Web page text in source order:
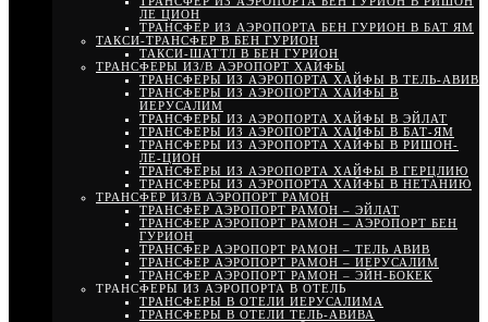
ЛЕ ЦИОН
ТРАНСФЕР ИЗ АЭРОПОРТА БЕН ГУРИОН В БАТ ЯМ
ТАКСИ-ТРАНСФЕР В БЕН ГУРИОН
ТАКСИ-ШАТТЛ В БЕН ГУРИОН
ТРАНСФЕРЫ ИЗ/В АЭРОПОРТ ХАЙФЫ
ТРАНСФЕРЫ ИЗ АЭРОПОРТА ХАЙФЫ В ТЕЛЬ-АВИВ
ТРАНСФЕРЫ ИЗ АЭРОПОРТА ХАЙФЫ В
ИЕРУСАЛИМ
ТРАНСФЕРЫ ИЗ АЭРОПОРТА ХАЙФЫ В ЭЙЛАТ
ТРАНСФЕРЫ ИЗ АЭРОПОРТА ХАЙФЫ В БАТ-ЯМ
ТРАНСФЕРЫ ИЗ АЭРОПОРТА ХАЙФЫ В РИШОН-
ЛЕ-ЦИОН
ТРАНСФЕРЫ ИЗ АЭРОПОРТА ХАЙФЫ В ГЕРЦЛИЮ
ТРАНСФЕРЫ ИЗ АЭРОПОРТА ХАЙФЫ В НЕТАНИЮ
ТРАНСФЕР ИЗ/В АЭРОПОРТ РАМОН
ТРАНСФЕР АЭРОПОРТ РАМОН – ЭЙЛАТ
ТРАНСФЕР АЭРОПОРТ РАМОН – АЭРОПОРТ БЕН
ГУРИОН
ТРАНСФЕР АЭРОПОРТ РАМОН – ТЕЛЬ АВИВ
ТРАНСФЕР АЭРОПОРТ РАМОН – ИЕРУСАЛИМ
ТРАНСФЕР АЭРОПОРТ РАМОН – ЭЙН-БОКЕК
ТРАНСФЕРЫ ИЗ АЭРОПОРТА В ОТЕЛЬ
ТРАНСФЕРЫ В ОТЕЛИ ИЕРУСАЛИМА
ТРАНСФЕРЫ В ОТЕЛИ ТЕЛЬ-АВИВА